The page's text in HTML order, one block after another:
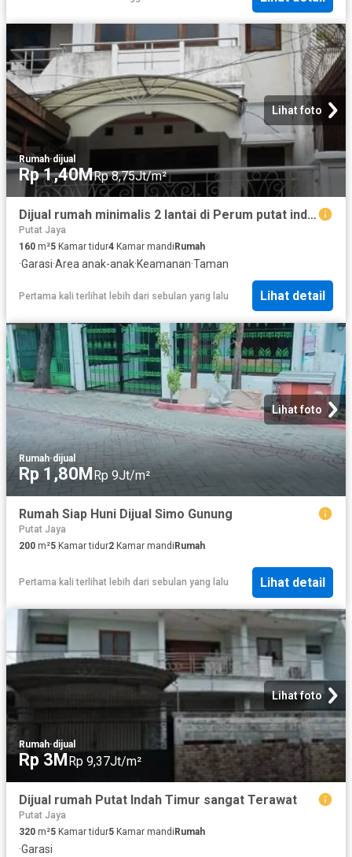
Lihat foto
Rumah·dijual
Rp 1,40MRp 8,75Jt/m²
Dijual rumah minimalis 2 lantai di Perum putat indah timur surabaya
Putat Jaya
160 m²5 Kamar tidur4 Kamar mandi Rumah
·Garasi·Area anak-anak·Keamanan·Taman
Pertama kali terlihat lebih dari sebulan yang lalu Lihat detail
Lihat foto
Rumah·dijual
Rp 1,80MRp 9Jt/m²
Rumah Siap Huni Dijual Simo Gunung
Putat Jaya
200 m²5 Kamar tidur2 Kamar mandiRumah
Pertama kali terlihat lebih dari sebulan yang lalu Lihat detail
Lihat foto
Rumah·dijual
Rp 3M Rp 9,37Jt/m²
Dijual rumah Putat Indah Timur sangat Terawat
Putat Jaya
320 m²5 Kamar tidur5 Kamar mandi Rumah
·Garasi